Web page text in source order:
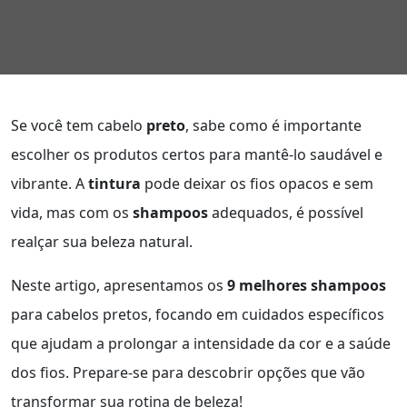
Se você tem cabelo preto, sabe como é importante
escolher os produtos certos para mantê-lo saudável e
vibrante. Atintura pode deixar os fios opacos e sem
vida, mas com os shampoosadequados, é possível
realçar sua beleza natural.
Neste artigo, apresentamos os 9 melhores shampoos
para cabelos pretos, focando em cuidados específicos
que ajudam a prolongar a intensidade da cor e a saúde
dos fios. Prepare-se para descobrir opções que vão
transformar sua rotina de beleza!